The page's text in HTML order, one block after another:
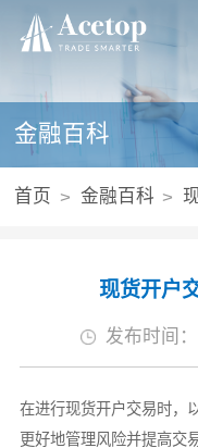
金融百科
首页 金融百科
现货开户
发布时间
在进行现货开户交易时，
更好地管理风险并提高交